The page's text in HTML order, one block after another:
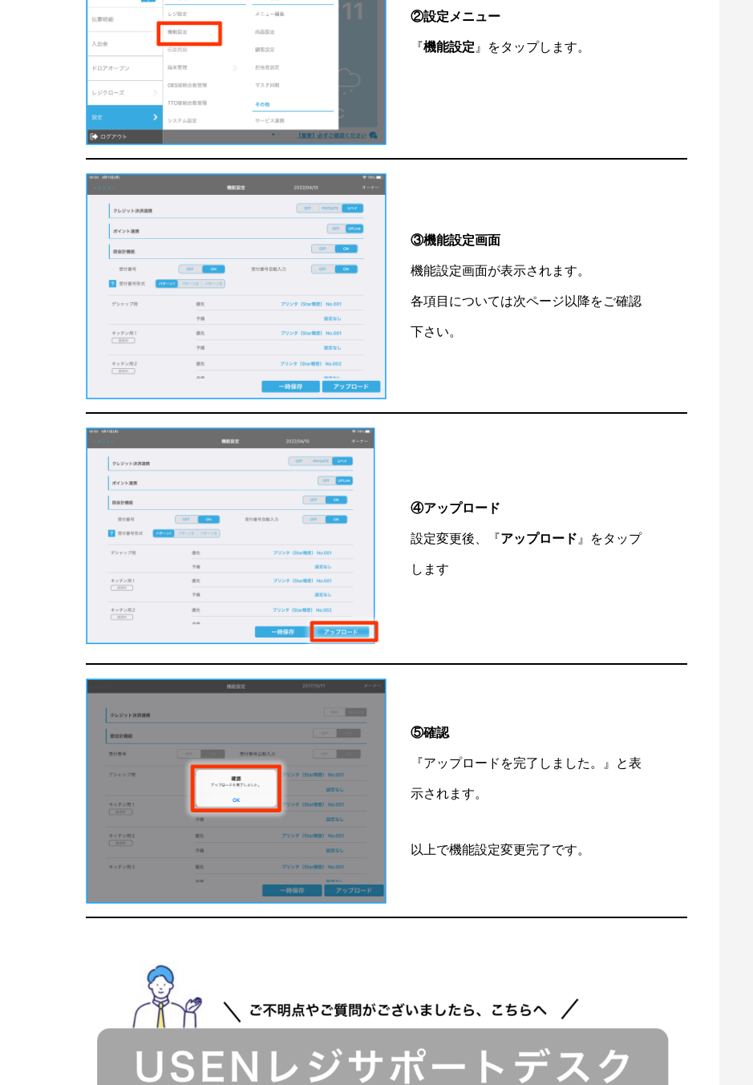
②設定メニュー
『機能設定 』をタップします。
③機能設定画面
機能設定画面が表示されます。
各項目については次ページ以降をご確認
下さい。
④アップロード
設定変更後、『アップロード 』をタップ
します
⑤確認
『アップロードを完了しました。』と表
示されます。
以上で機能設定変更完了です。